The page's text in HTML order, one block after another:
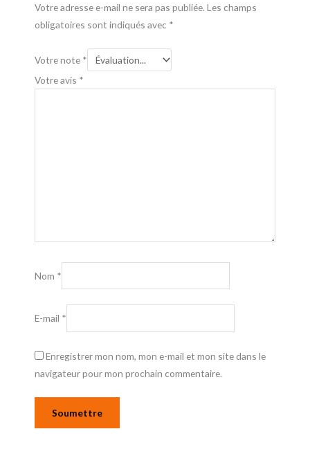
Votre adresse e-mail ne sera pas publiée. Les champs
obligatoires sont indiqués avec *
Votre note *
Votre avis *
Nom *
E-mail *
Enregistrer mon nom, mon e-mail et mon site dans le
navigateur pour mon prochain commentaire.